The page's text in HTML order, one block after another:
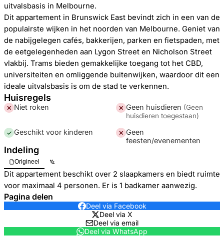
uitvalsbasis in Melbourne.
Dit appartement in Brunswick East bevindt zich in een van de
populairste wijken in het noorden van Melbourne. Geniet van
de nabijgelegen cafés, bakkerijen, parken en fietspaden, met
de eetgelegenheden aan Lygon Street en Nicholson Street
vlakbij. Trams bieden gemakkelijke toegang tot het CBD,
universiteiten en omliggende buitenwijken, waardoor dit een
ideale uitvalsbasis is om de stad te verkennen.
Huisregels
✕ Niet roken ✕ Geen huisdieren (Geen
huisdieren toegestaan)
✓ Geschikt voor kinderen ✕ Geen
feesten/evenementen
Indeling
Origineel
Dit appartement beschikt over 2 slaapkamers en biedt ruimte
voor maximaal 4 personen. Er is 1 badkamer aanwezig.
Pagina delen
Deel via Facebook
Deel via X
Deel via email
Deel via WhatsApp